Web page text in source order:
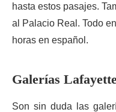
hasta estos pasajes.
al Palacio Real. Todo
horas en español.
Galerías
Son sin duda las